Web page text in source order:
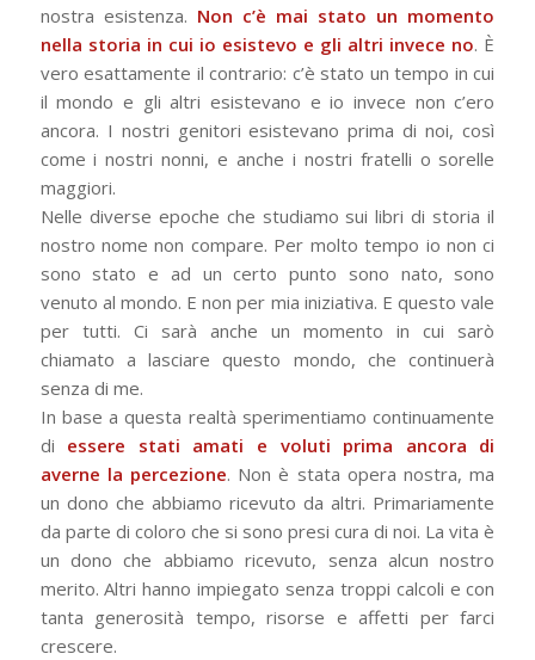
nostra esistenza. Non c’è mai stato un momento
nella storia in cui io esistevo e gli altri invece no. È
vero esattamente il contrario: c’è stato un tempo in cui
il mondo e gli altri esistevano e io invece non c’ero
ancora. I nostri genitori esistevano prima di noi, così
come i nostri nonni, e anche i nostri fratelli o sorelle
maggiori.
Nelle diverse epoche che studiamo sui libri di storia il
nostro nome non compare. Per molto tempo io non ci
sono stato e ad un certo punto sono nato, sono
venuto al mondo. E non per mia iniziativa. E questo vale
per tutti. Ci sarà anche un momento in cui sarò
chiamato a lasciare questo mondo, che continuerà
senza di me.
In base a questa realtà sperimentiamo continuamente
di essere stati amati e voluti prima ancora di
averne la percezione. Non è stata opera nostra, ma
un dono che abbiamo ricevuto da altri. Primariamente
da parte di coloro che si sono presi cura di noi. La vita è
un dono che abbiamo ricevuto, senza alcun nostro
merito. Altri hanno impiegato senza troppi calcoli e con
tanta generosità tempo, risorse e affetti per farci
crescere.